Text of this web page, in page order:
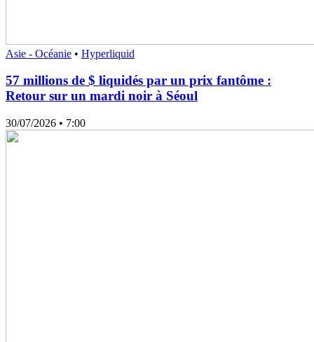
Asie - Océanie • Hyperliquid
57 millions de $ liquidés par un prix fantôme :
Retour sur un mardi noir à Séoul
30/07/2026 • 7:00